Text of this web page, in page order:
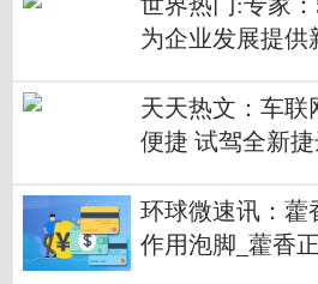
世界热门:专家
为企业发展提供
天天热文：车联
便捷 试驾全新
环球微速讯：藿
作用泡脚_藿香